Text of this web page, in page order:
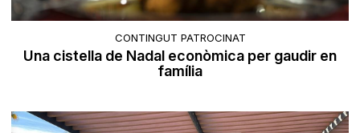
CONTINGUT PATROCINAT
Una cistella de Nadal econòmica per gaudir en
família